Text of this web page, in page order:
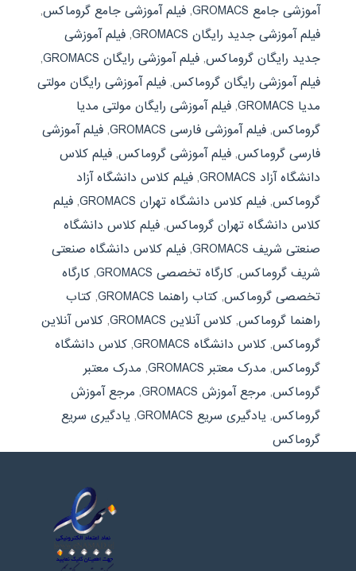
آموزشی جامع GROMACS
, فیلم آموزشی جامع گروماکس,
فیلم آموزشی جدید رایگان GROMACS
, فیلم آموزشی
جدید رایگان گروماکس, فیلم آموزشی رایگان GROMACS
,
فیلم آموزشی رایگان گروماکس, فیلم آموزشی رایگان مولتی
مدیا GROMACS
, فیلم آموزشی رایگان مولتی مدیا
گروماکس, فیلم آموزشی فارسی GROMACS , فیلم آموزشی
فارسی گروماکس, فیلم آموزشی گروماکس, فیلم کلاس
دانشگاه آزاد GROMACS
, فیلم کلاس دانشگاه آزاد
گروماکس, فیلم کلاس دانشگاه تهران GROMACS , فیلم
کلاس دانشگاه تهران گروماکس, فیلم کلاس دانشگاه
صنعتی شریف GROMACS
, فیلم کلاس دانشگاه صنعتی
شریف گروماکس, کارگاه تخصصی GROMACS , کارگاه
تخصصی گروماکس, کتاب راهنما GROMACS , کتاب
راهنما گروماکس, کلاس آنلاین GROMACS , کلاس آنلاین
گروماکس, کلاس دانشگاه GROMACS , کلاس دانشگاه
گروماکس, مدرک معتبر GROMACS , مدرک معتبر
گروماکس, مرجع آموزش GROMACS , مرجع آموزش
گروماکس, یادگیری سریع GROMACS , یادگیری سریع
گروماکس